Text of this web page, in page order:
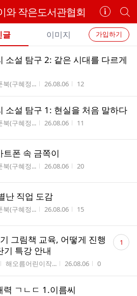
와 작은도서관협회
카
페
정
보
기
개
별
카
페
검
색
가입하기
글 이미지
소설 탐구 2: 같은 시대를 다르게
자
북(구혜정... 작성시간
26.08.06 조회수
12
소설 탐구 1: 현실을 처음 말하다
자
북(구혜정... 작성시간
26.08.06 조회수
11
폰 속 금쪽이
자
북(구혜정... 작성시간
26.08.06 조회수
20
난 직업 도감
자
북(구혜정... 작성시간
26.08.06 조회수
15
그림책 교육, 어떻게 진행
기 특강 안내
작성자
해오름어린이작... 작성시간
26.08.06 조회수
0
댓
글 1
ㄱㄴㄷ 1.이름씨